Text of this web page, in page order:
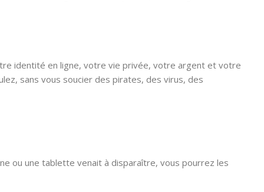
identité en ligne, votre vie privée, votre argent et votre
sans vous soucier des pirates, des virus, des
ou une tablette venait à disparaître, vous pourrez les